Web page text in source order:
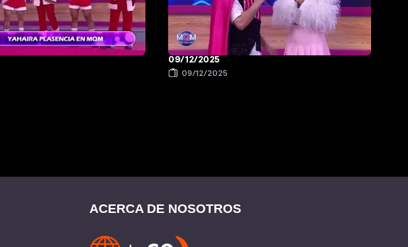
09/12/2025
09/12/2025
ACERCA DE NOSOTROS